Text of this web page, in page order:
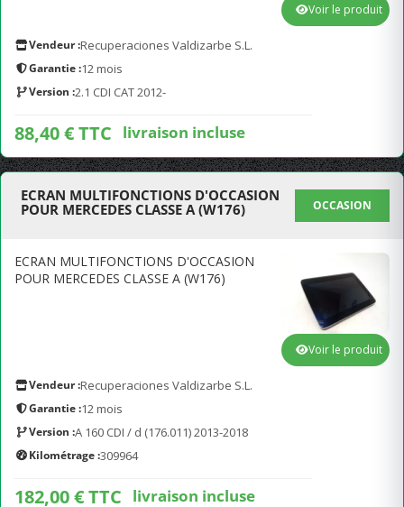
Vendeur :Recuperaciones Valdizarbe S.L.
Garantie :12 mois
Version :2.1 CDI CAT 2012-
88,40 € TTC livraison incluse
Voir le produit
ECRAN MULTIFONCTIONS D'OCCASION
POUR MERCEDES CLASSE A (W176)
OCCASION
ECRAN MULTIFONCTIONS D'OCCASION
POUR MERCEDES CLASSE A (W176)
Vendeur :Recuperaciones Valdizarbe S.L.
Garantie :12 mois
Version :A 160 CDI / d (176.011) 2013-2018
Kilométrage :309964
182,00 € TTC livraison incluse
Voir le produit